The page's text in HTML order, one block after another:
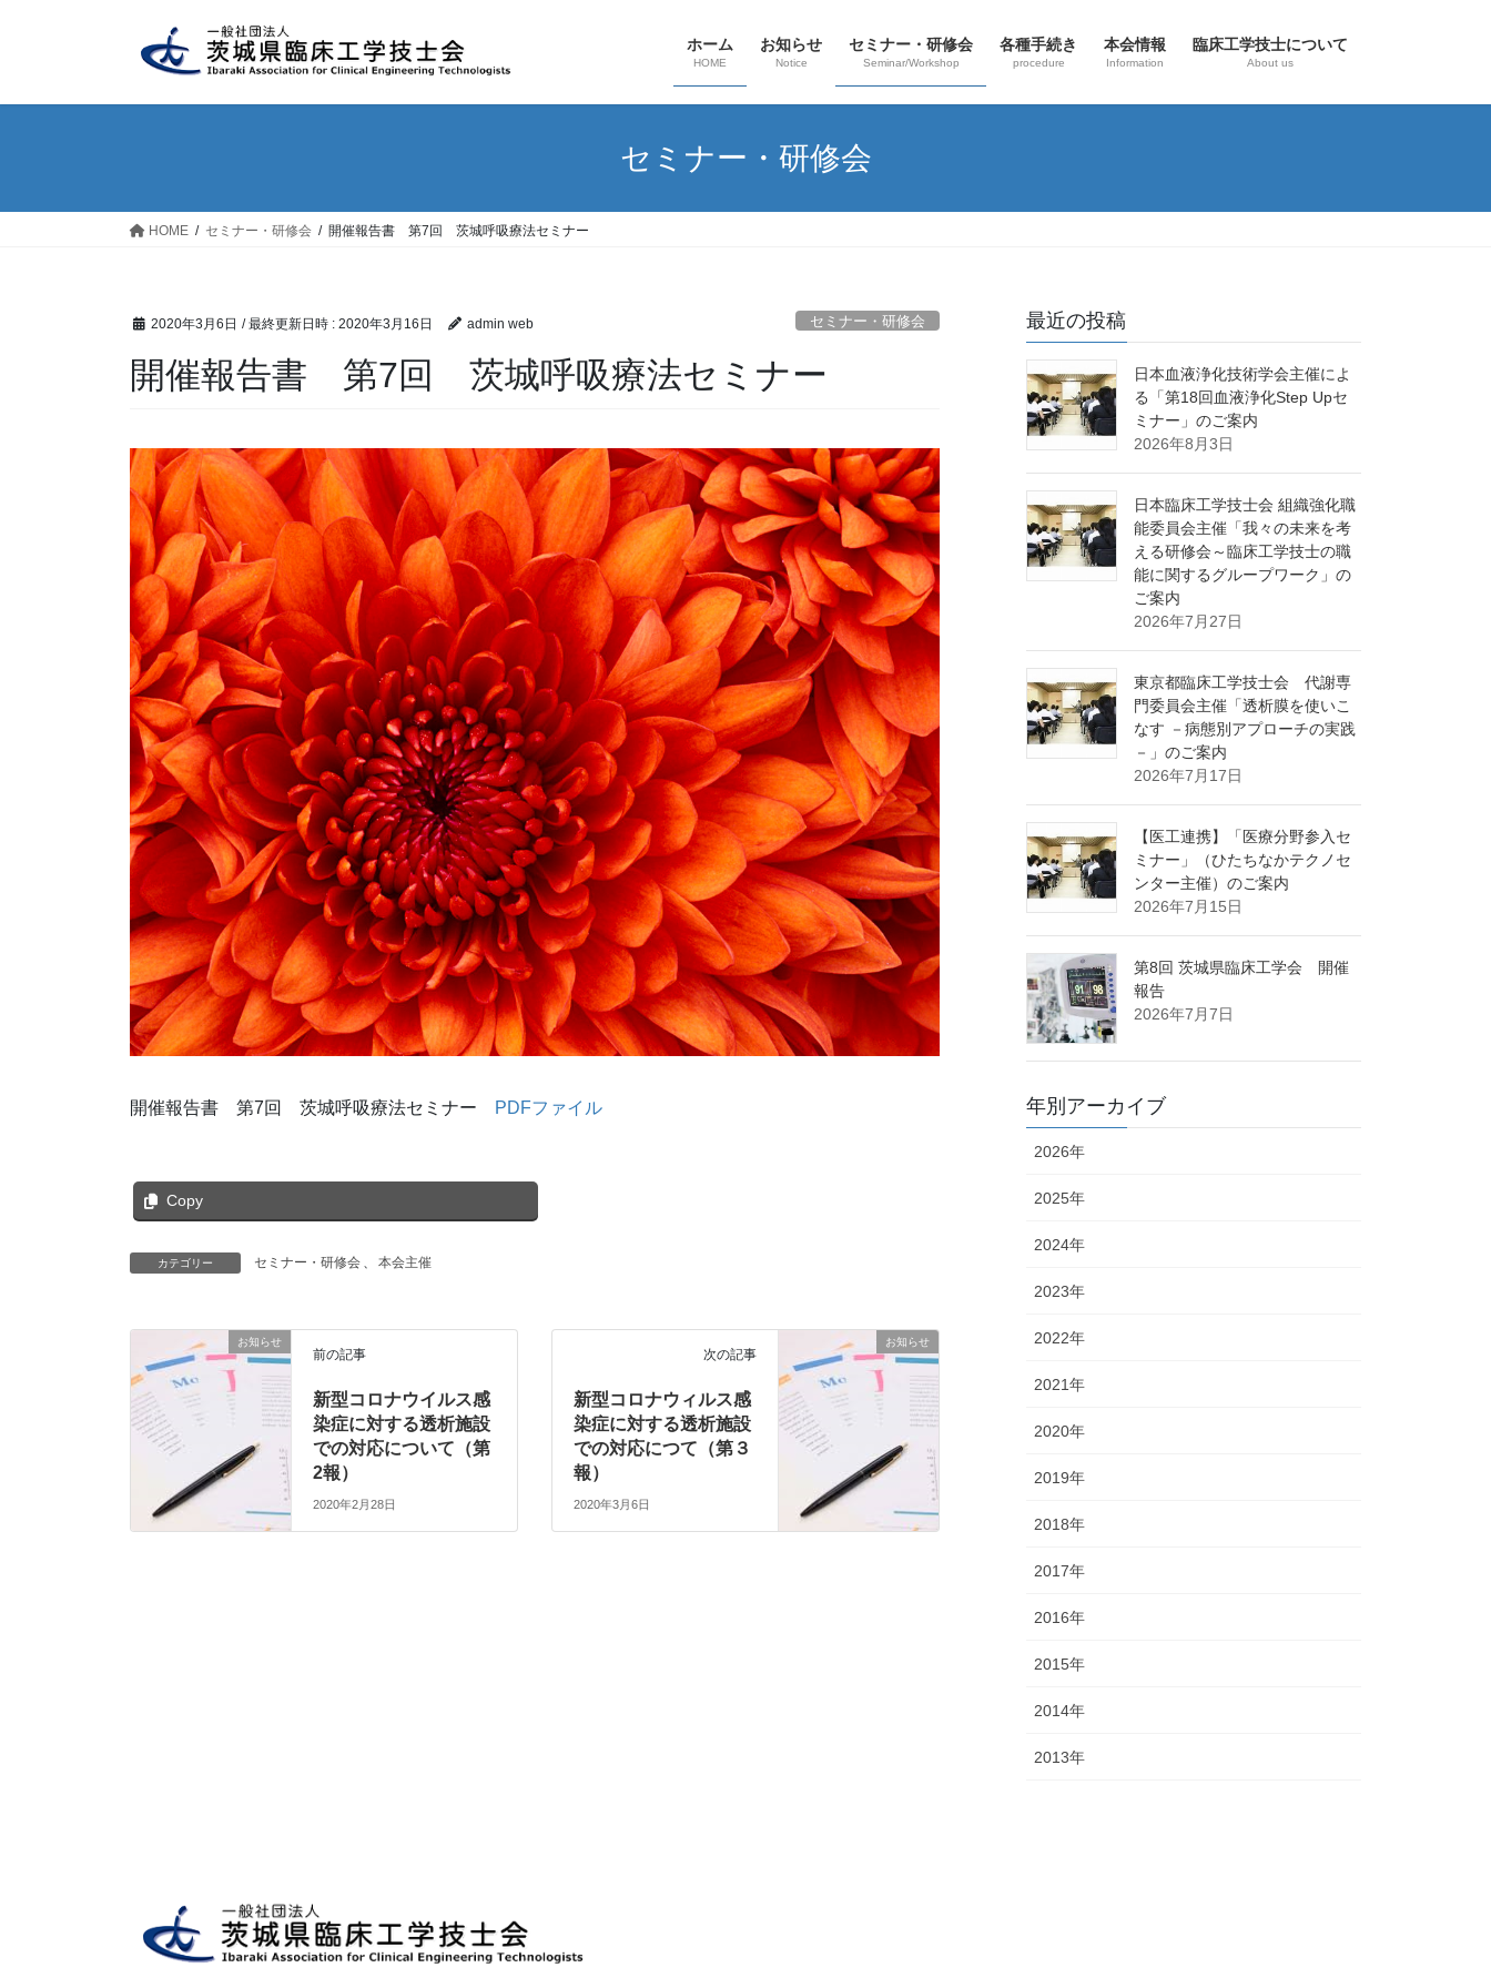
ホーム
HOME
お知らせ
Notice
セミナー・研修会
Seminar/Workshop
各種手続き
procedure
本会情報
Information
臨床工学技士について
About us
セミナー・研修会
HOME セミナー・研修会 開催報告書 第7回 茨城呼吸療法セミナー
2020年3月6日 / 最終更新日時 : 2020年3月16日 admin web セミナー・研修会
開催報告書 第7回 茨城呼吸療法セミナー
開催報告書 第7回 茨城呼吸療法セミナー PDFファイル
Copy
カテゴリー セミナー・研修会 本会主催
お知らせ
前の記事
新型コロナウイルス感
染症に対する透析施設
での対応について（第
2報）
2020年2月28日
お知らせ
次の記事
新型コロナウィルス感
染症に対する透析施設
での対応につて（第３
報）
2020年3月6日
最近の投稿
日本血液浄化技術学会主催によ
る「第18回血液浄化Step Upセ
ミナー」のご案内
2026年8月3日
日本臨床工学技士会 組織強化職
能委員会主催「我々の未来を考
える研修会～臨床工学技士の職
能に関するグループワーク」の
ご案内
2026年7月27日
東京都臨床工学技士会 代謝専
門委員会主催「透析膜を使いこ
なす －病態別アプローチの実践
－」のご案内
2026年7月17日
【医工連携】「医療分野参入セ
ミナー」（ひたちなかテクノセ
ンター主催）のご案内
2026年7月15日
第8回 茨城県臨床工学会 開催
報告
2026年7月7日
年別アーカイブ
2026年
2025年
2024年
2023年
2022年
2021年
2020年
2019年
2018年
2017年
2016年
2015年
2014年
2013年